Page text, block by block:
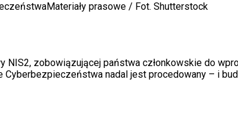
Materiały prasowe / Fot. Shutterstock
NIS2, zobowiązującej państwa członkowskie do
nadal jest procedowany – i